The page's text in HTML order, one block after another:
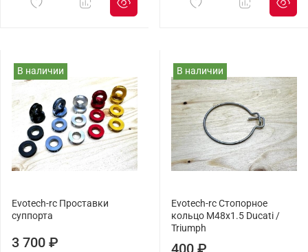
В наличии
Evotech-rc Проставки
суппорта
3 700 ₽
В наличии
Evotech-rc Cтопорное
кольцо M48x1.5 Ducati /
Triumph